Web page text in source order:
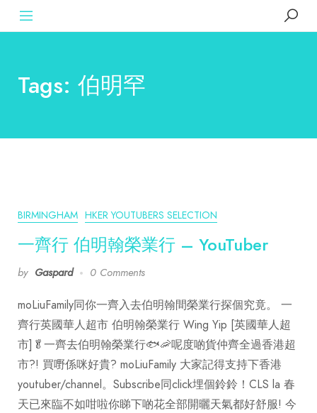
Tags: 伯明罕
BIRMINGHAM HKER YOUTUBERS SELECTION
一齊行 伯明翰榮業行 – YouTuber
by Gaspard 0 Comments
moLiuFamily同你一齊入去伯明翰間榮業行探個究竟。 一
齊行英國華人超市 伯明翰榮業行 Wing Yip [英國華人超
市]🥬一齊去伯明翰榮業行🐟🦐呢度啲貨仲齊全過香港超
市?! 買嘢係咪好貴? moLiuFamily 大家記得支持下香港
youtuber/channel。Subscribe同click埋個鈴鈴！CLS la 春
天已來臨不如咁啦你睇下啲花全部開曬天氣都好舒服! 今